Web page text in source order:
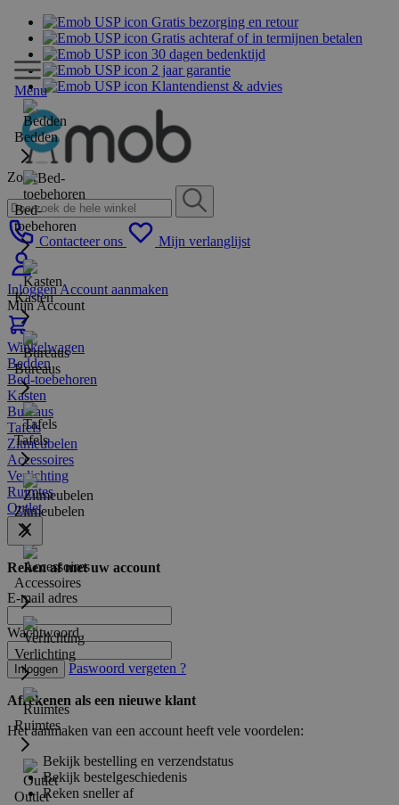
Gratis bezorging en retour
Gratis achteraf of in termijnen betalen
30 dagen bedenktijd
2 jaar garantie
Klantendienst & advies
Zoek
Contacteer ons Mijn verlanglijst
InloggenAccount aanmaken
Mijn Account
Winkelwagen
Menu
Bedden
Bed-
toebehoren
Kasten
Bureaus
Tafels
Zitmeubelen
Accessoires
Verlichting
Ruimtes
Outlet
Bedden
Bed-toebehoren
Kasten
Bureaus
Tafels
Zitmeubelen
Accessoires
Verlichting
Ruimtes
Outlet
Reken af met uw account
E-mail adres
Wachtwoord
Inloggen Paswoord vergeten ?
Afrekenen als een nieuwe klant
Het aanmaken van een account heeft vele voordelen:
Bekijk bestelling en verzendstatus
Bekijk bestelgeschiedenis
Reken sneller af